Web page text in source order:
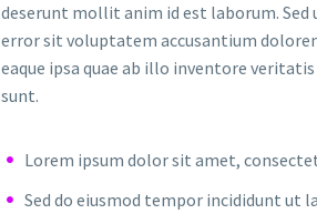
deserunt mollit anim id est laborum.
error sit voluptatem accusantium
eaque ipsa quae ab illo inventore
sunt.
Lorem ipsum dolor sit amet,
Sed do eiusmod tempor incididunt ut